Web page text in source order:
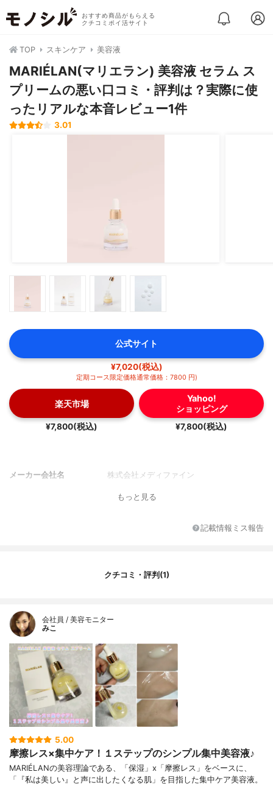
おすすめ商品がもらえる
クチコミポイ活サイト
TOP スキンケア 美容液
MARIÉLAN(マリエラン) 美容液 セラム ス
プリームの悪い口コミ・評判は？実際に使
ったリアルな本音レビュー1件
3.01
公式サイト
¥7,020(税込)
定期コース限定価格通常価格：7800 円)
楽天市場
¥7,800(税込)
Yahoo!
ショッピング
¥7,800(税込)
メーカー会社名 株式会社メディファイン
もっと見る
記載情報ミス報告
クチコミ・評判(1)
会社員 / 美容モニター
みこ
5.00
摩擦レス×集中ケア！１ステップのシンプル集中美容液♪
MARIÉLANの美容理論である、「保湿」x「摩擦レス」をベースに、
「『私は美しい』と声に出したくなる肌」を目指した集中ケア美容液。